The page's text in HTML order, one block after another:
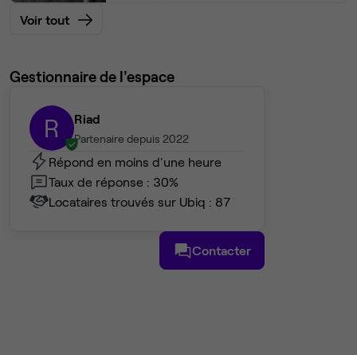
Voir tout
Gestionnaire de l'espace
R Riad
Partenaire depuis 2022
Répond en moins d'une heure
Taux de réponse : 30%
Locataires trouvés sur Ubiq : 87
Contacter